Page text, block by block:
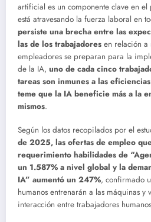
artificial es un componente clave en
está atravesando la fuerza laboral en
persiste una brecha entre las
las de los trabajadores en relación a
empleadores se preparan para la
de la IA, uno de cada cinco
tareas son inmunes a las
teme que la IA beneficie más a la
mismos.
Según los datos recopilados por el
de 2025, las ofertas de empleo
requerimiento habilidades de
un 1.587% a nivel global y la
IA” aumentó un 247%, confirmado
humanos entrenarán a las máquinas y
interacción entre trabajadores